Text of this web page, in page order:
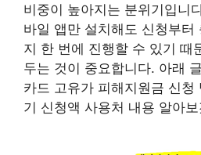
비중이 높아지는 분위기입니
바일 앱만 설치해도 신청부터
지 한 번에 진행할 수 있기 때
두는 것이 중요합니다. 아래
카드 고유가 피해지원금 신청
기 신청액 사용처 내용 알아